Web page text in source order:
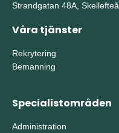
Strandgatan 48A, Skellefteå
Våra tjänster
Rekrytering
Bemanning
Specialistområden
Administration